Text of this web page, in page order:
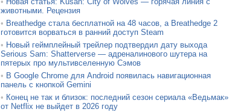
животными. Рецензия
• Breathedge стала бесплатной на 48 часов, а Breathedge 2
готовится ворваться в ранний доступ Steam
• Новый геймплейный трейлер подтвердил дату выхода
Serious Sam: Shatterverse — адреналинового шутера на
пятерых про мультивселенную Сэмов
• В Google Chrome для Android появилась навигационная
панель с кнопкой Gemini
• Конец не так и близок: последний сезон сериала «Ведьмак»
от Netflix не выйдет в 2026 году